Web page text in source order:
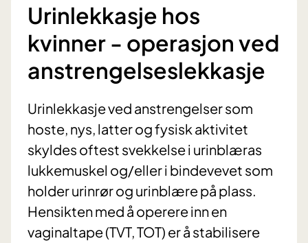
Urinlekkasje hos
kvinner - operasjon ved
anstrengelseslekkasje
Urinlekkasje ved anstrengelser som
hoste, nys, latter og fysisk aktivitet
skyldes oftest svekkelse i urinblæras
lukkemuskel og/eller i bindevevet som
holder urinrør og urinblære på plass.
Hensikten med å operere inn en
vaginaltape (TVT, TOT) er å stabilisere